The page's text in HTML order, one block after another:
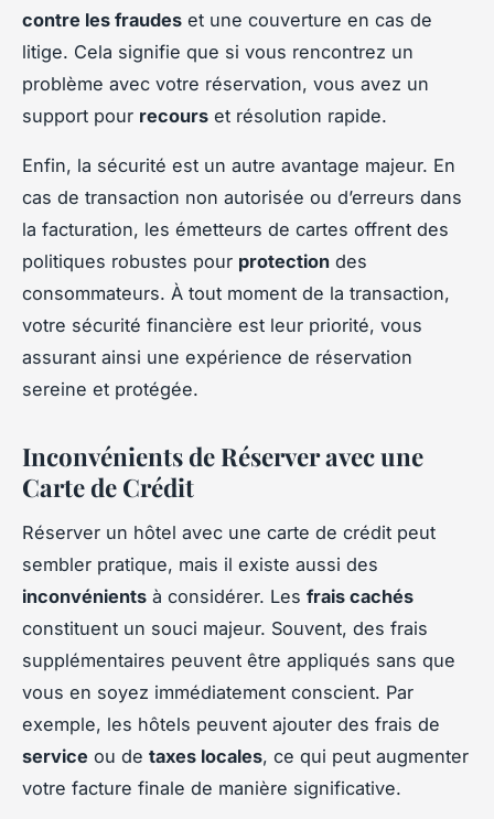
contre les fraudes et une couverture en cas de
litige. Cela signifie que si vous rencontrez un
problème avec votre réservation, vous avez un
support pour recours et résolution rapide.
Enfin, la sécurité est un autre avantage majeur. En
cas de transaction non autorisée ou d’erreurs dans
la facturation, les émetteurs de cartes offrent des
politiques robustes pour protection des
consommateurs. À tout moment de la transaction,
votre sécurité financière est leur priorité, vous
assurant ainsi une expérience de réservation
sereine et protégée.
Inconvénients de Réserver avec une
Carte de Crédit
Réserver un hôtel avec une carte de crédit peut
sembler pratique, mais il existe aussi des
inconvénients à considérer. Les frais cachés
constituent un souci majeur. Souvent, des frais
supplémentaires peuvent être appliqués sans que
vous en soyez immédiatement conscient. Par
exemple, les hôtels peuvent ajouter des frais de
service ou de taxes locales, ce qui peut augmenter
votre facture finale de manière significative.